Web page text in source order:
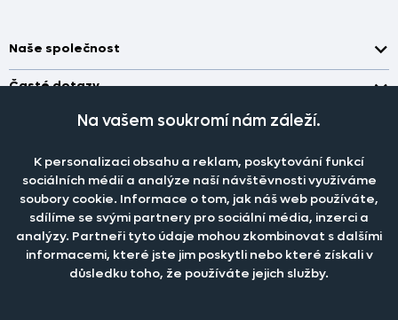
Staňte se členem klubu Dante.cz
Objevte slevy pro členy, získejte akční nabídky, novinky, tipy a
Naše společnost
Doprava a platba
Obchodní podmínky
Nastavení cookies
Katalog zdarma
Časté dotazy
Jak změřit okno pro nákup záclon?
Jak prát záclony a závěsy?
Jak prát povlečení a prostěradla?
Informace o materiálech
Šití záclon a závěsů
PRODEJNÍ ODDĚLENÍ - TELEFONICKY
po-pá 7:30 - 16:00
Tel.:777 111 818
e-mail:dotazy@dante.cz
reklamace:reklamace@dante.cz
Na vašem soukromí nám záleží.
K personalizaci obsahu a reklam, poskytování funkcí
sociálních médií a analýze naší návštěvnosti využíváme
soubory cookie. Informace o tom, jak náš web používáte,
sdílíme se svými partnery pro sociální média, inzerci a
analýzy. Partneři tyto údaje mohou zkombinovat s dalšími
informacemi, které jste jim poskytli nebo které získali v
důsledku toho, že používáte jejich služby.